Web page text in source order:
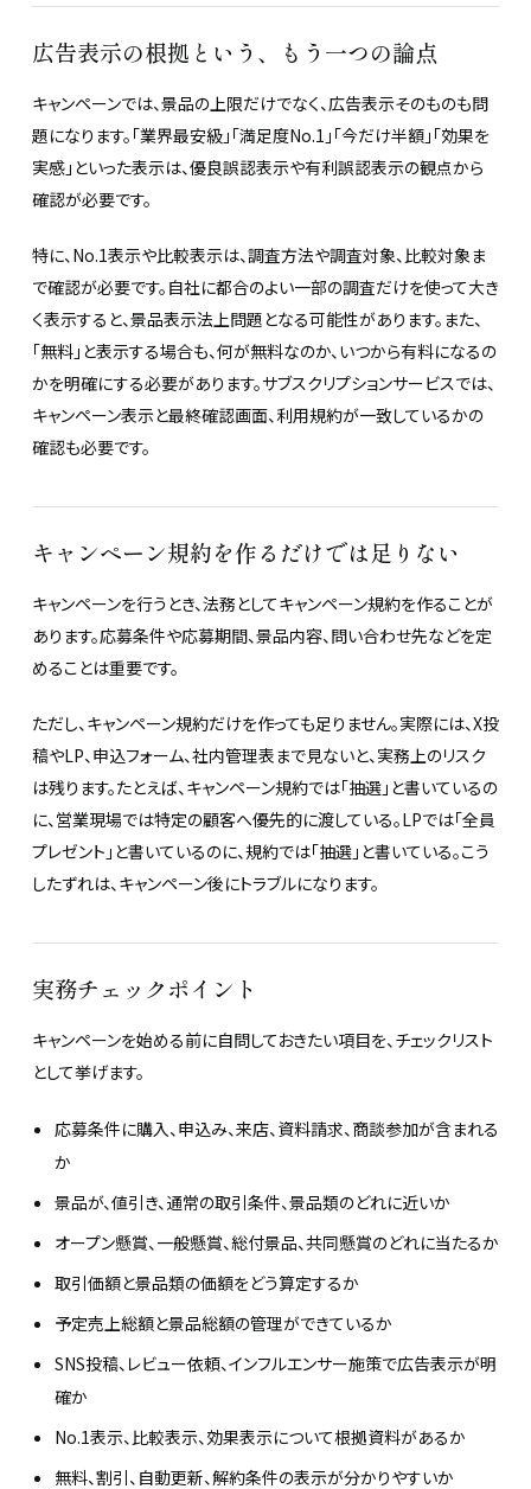
広告表示の根拠という、もう一つの論点
キャンペーンでは、景品の上限だけでなく、広告表示そのものも問
題になります。「業界最安級」「満足度No.1」「今だけ半額」「効果を
実感」といった表示は、優良誤認表示や有利誤認表示の観点から
確認が必要です。
特に、No.1表示や比較表示は、調査方法や調査対象、比較対象ま
で確認が必要です。自社に都合のよい一部の調査だけを使って大き
く表示すると、景品表示法上問題となる可能性があります。また、
「無料」と表示する場合も、何が無料なのか、いつから有料になるの
かを明確にする必要があります。サブスクリプションサービスでは、
キャンペーン表示と最終確認画面、利用規約が一致しているかの
確認も必要です。
キャンペーン規約を作るだけでは足りない
キャンペーンを行うとき、法務としてキャンペーン規約を作ることが
あります。応募条件や応募期間、景品内容、問い合わせ先などを定
めることは重要です。
ただし、キャンペーン規約だけを作っても足りません。実際には、X投
稿やLP、申込フォーム、社内管理表まで見ないと、実務上のリスク
は残ります。たとえば、キャンペーン規約では「抽選」と書いているの
に、営業現場では特定の顧客へ優先的に渡している。LPでは「全員
プレゼント」と書いているのに、規約では「抽選」と書いている。こう
したずれは、キャンペーン後にトラブルになります。
実務チェックポイント
キャンペーンを始める前に自問しておきたい項目を、チェックリスト
として挙げます。
応募条件に購入、申込み、来店、資料請求、商談参加が含まれる
か
景品が、値引き、通常の取引条件、景品類のどれに近いか
オープン懸賞、一般懸賞、総付景品、共同懸賞のどれに当たるか
取引価額と景品類の価額をどう算定するか
予定売上総額と景品総額の管理ができているか
SNS投稿、レビュー依頼、インフルエンサー施策で広告表示が明
確か
No.1表示、比較表示、効果表示について根拠資料があるか
無料、割引、自動更新、解約条件の表示が分かりやすいか